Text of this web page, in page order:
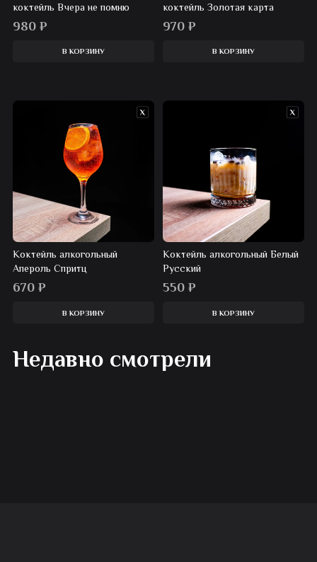
коктейль Вчера не помню
980 ₽
В КОРЗИНУ
коктейль Золотая карта
970₽
В КОРЗИНУ
Коктейль алкогольный
Апероль Спритц
670 ₽
В КОРЗИНУ
Коктейль алкогольный Белый
Русский
550₽
В КОРЗИНУ
Недавно смотрели